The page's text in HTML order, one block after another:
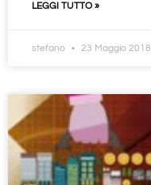
LEGGI TUTTO »
stefano 23 Maggio 2018